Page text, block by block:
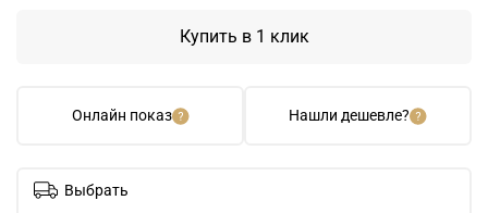
Онлайн показ Нашли дешевле?
Купить в 1 клик
Выбрать